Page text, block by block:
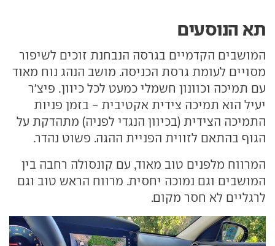
תא הנוסעים
המושבים הקדמיים בגרסה הנבחנת זוכים לשיפור
מסויים לעומת גרסת הכניסה. מושב הנהג נוח מאוד
עם תמיכה וכוונון חשמלי כמעט לכל כיוון. פיצ'ר
יעיל הוא תמיכה צידית אקטיבית - בזמן פניות
התמיכה הצידית (בכיוון הנגדי לפניה) מתהדקת על
הגוף בהתאם לזווית הפניית ההגה. פשוט נהדר.
המרווח מלפנים טוב מאוד, עם קונסולה רחבה בין
המושבים וגם נמוכה יחסית. מרווח הראש טוב וגם
לרגליים לא חסר מקום.